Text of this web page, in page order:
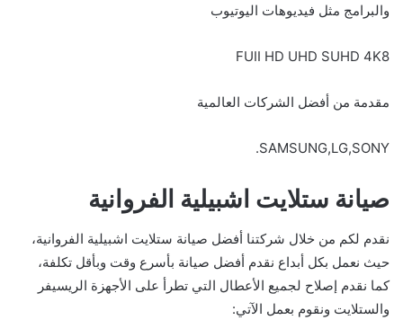
والبرامج مثل فيديوهات اليوتيوب
FUII HD UHD SUHD 4K8
مقدمة من أفضل الشركات العالمية
SAMSUNG,LG,SONY.
صيانة ستلايت اشبيلية الفروانية
نقدم لكم من خلال شركتنا أفضل صيانة ستلايت اشبيلية الفروانية،
حيث نعمل بكل أبداع نقدم أفضل صيانة بأسرع وقت وبأقل تكلفة،
كما نقدم إصلاح لجميع الأعطال التي تطرأ على الأجهزة الريسيفر
والستلايت ونقوم بعمل الآتي: